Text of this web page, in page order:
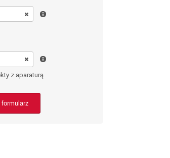
z aparaturą